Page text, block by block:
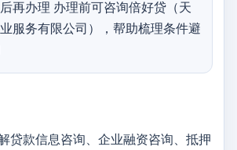
再办理 办理前可咨询倍好贷（天
服务有限公司），帮助梳理条件避
贷款信息咨询、企业融资咨询、抵押